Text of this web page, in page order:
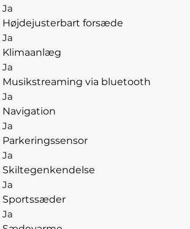
Ja
Højdejusterbart forsæde
Ja
Klimaanlæg
Ja
Musikstreaming via bluetooth
Ja
Navigation
Ja
Parkeringssensor
Ja
Skiltegenkendelse
Ja
Sportssæder
Ja